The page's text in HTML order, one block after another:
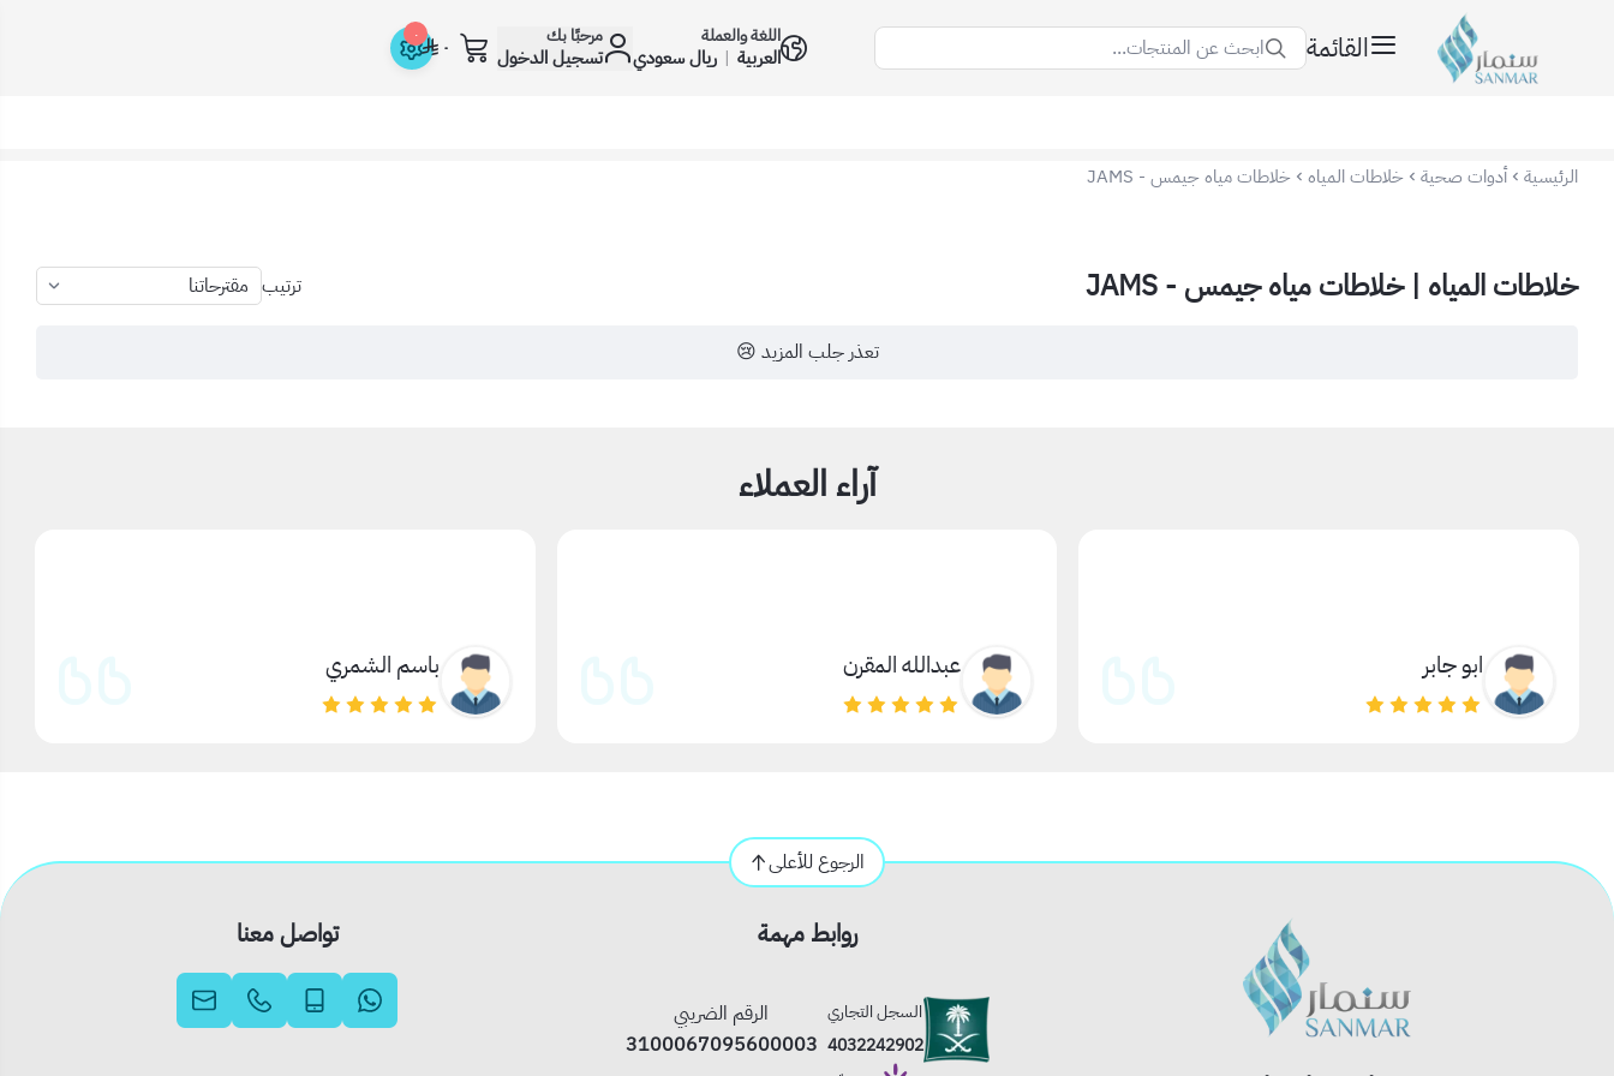
القائمة ابحث عن المنتجات... اللغة والعملة
العربية | ريال سعودي
مرحبًا بك
تسجيل الدخول
٠ ٠
الرئيسية أدوات صحية خلاطات المياه خلاطات مياه جيمس - JAMS
خلاطات المياه | خلاطات مياه جيمس - JAMS ترتيب
تعذر جلب المزيد 😢
آراء العملاء
ابو جابر عبدالله المقرن باسم الشمري
الرجوع للأعلى
روابط مهمة
السجل التجاري
4032242902
الرقم الضريبي
3100067095600003
تواصل معنا